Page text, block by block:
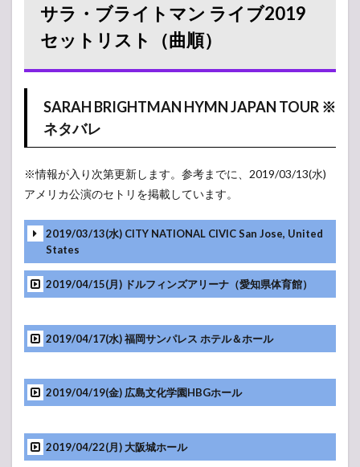
イト
マン
ライ
ブ
スト
（曲
順）
SARAH
BRIGHTMAN
JAPAN TOUR
※ネタバレ
場・
1.3
感想
【ア
ンケ
ー
サラ・ブライトマン ライブ2019
セットリスト（曲順）
SARAH BRIGHTMAN HYMN JAPAN TOUR ※
ネタバレ
※情報が入り次第更新します。参考までに、2019/03/13(水)
アメリカ公演のセトリを掲載しています。
2019/03/13(水) CITY NATIONAL CIVIC San Jose, United
States
2019/04/15(月) ドルフィンズアリーナ（愛知県体育館）
2019/04/17(水) 福岡サンパレス ホテル＆ホール
2019/04/19(金) 広島文化学園HBGホール
2019/04/22(月) 大阪城ホール